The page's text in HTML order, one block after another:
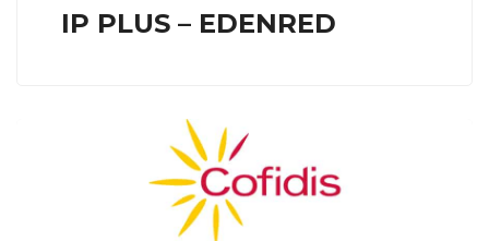
IP PLUS – EDENRED